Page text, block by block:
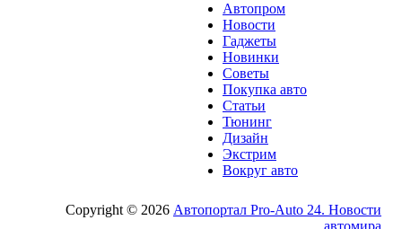
Автопром
Новости
Гаджеты
Новинки
Советы
Покупка авто
Статьи
Тюнинг
Дизайн
Экстрим
Вокруг авто
Copyright © 2026 Автопортал Pro-Auto 24. Новости
автомира